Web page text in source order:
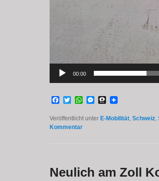
00:00
Facebook
TwitterWhatsApp
Messenger
Threema
Veröffentlicht unter E-Mobilität ,Schweiz ,
Kommentar
Neulich am Zoll